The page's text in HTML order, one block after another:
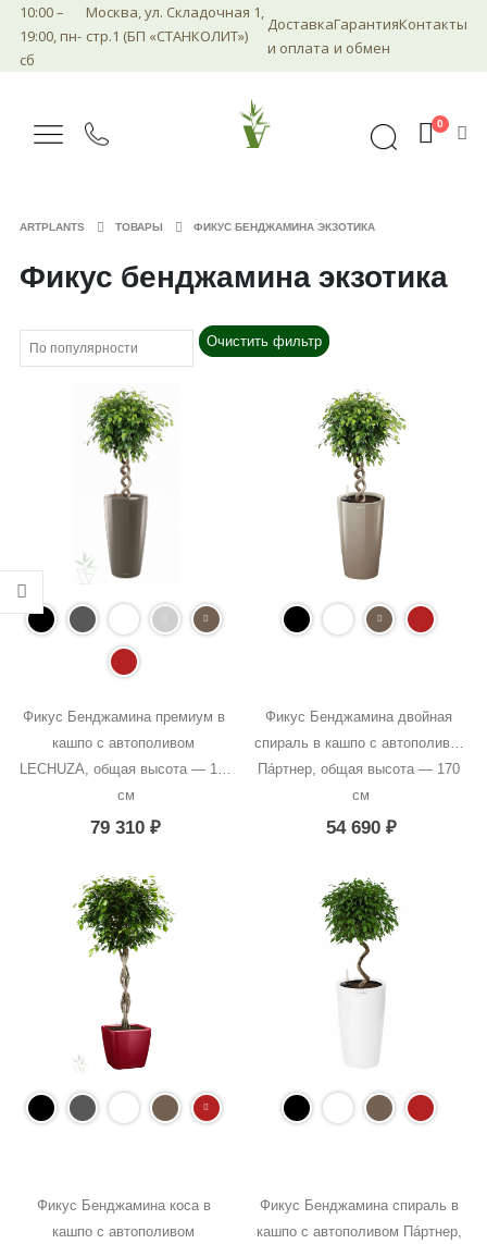
10:00 –
19:00, пн-
сб
Москва, ул. Складочная 1,
стр.1 (БП «СТАНКОЛИТ»)
Доставка
и оплата
Гарантия
и обмен
Контакты
0
ARTPLANTS ТОВАРЫ ФИКУС БЕНДЖАМИНА ЭКЗОТИКА
Фикус бенджамина экзотика
Очистить фильтр
Фикус Бенджамина премиум в
кашпо с автополивом
LECHUZA, общая высота — 170
см
79 310₽
Фикус Бенджамина двойная
спираль в кашпо с автополивом
Пáртнер, общая высота — 170
см
54 690 ₽
Фикус Бенджамина коса в
кашпо с автополивом
Фикус Бенджамина спираль в
кашпо с автополивом Пáртнер,